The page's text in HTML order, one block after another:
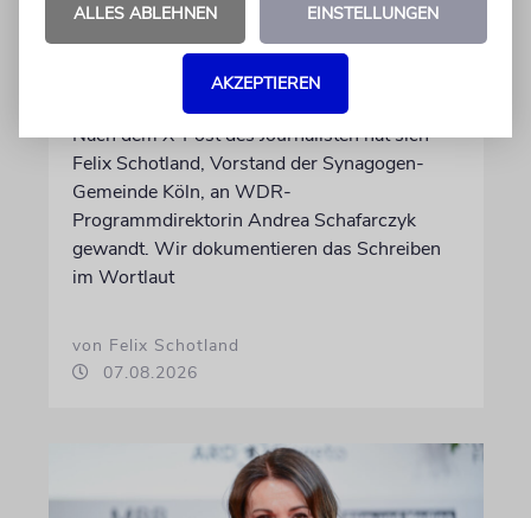
Wie Georg Restle die
Glaubwürdigkeit des ÖRR
untergräbt
Nach dem X-Post des Journalisten hat sich
Felix Schotland, Vorstand der Synagogen-
Gemeinde Köln, an WDR-
Programmdirektorin Andrea Schafarczyk
gewandt. Wir dokumentieren das Schreiben
im Wortlaut
von Felix Schotland
07.08.2026
ALLES ABLEHNEN EINSTELLUNGEN
AKZEPTIEREN